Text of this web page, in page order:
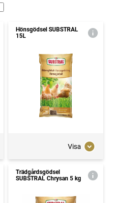
Hönsgödsel SUBSTRAL
15L
Visa
Trädgårdsgödsel
SUBSTRAL Chrysan 5 kg